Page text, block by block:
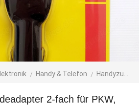
Handy & Telefon Handyzubehör